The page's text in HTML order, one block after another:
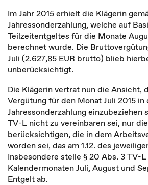
Im Jahr 2015 erhielt die Klägerin
Jahressonderzahlung, welche auf
Teilzeitentgeltes für die Monate
berechnet wurde. Die
Juli (2.627,85 EUR brutto) blieb
unberücksichtigt.
Die Klägerin vertrat nun die Ansicht,
Vergütung für den Monat Juli 2015
Jahressonderzahlung einzubeziehen
TV-L nicht zu vereinbaren sei, nur
berücksichtigen, die in dem
worden sei, das am 1.12. des
Insbesondere stelle § 20 Abs. 3 TV-
Kalendermonaten Juli, August und
Entgelt ab.